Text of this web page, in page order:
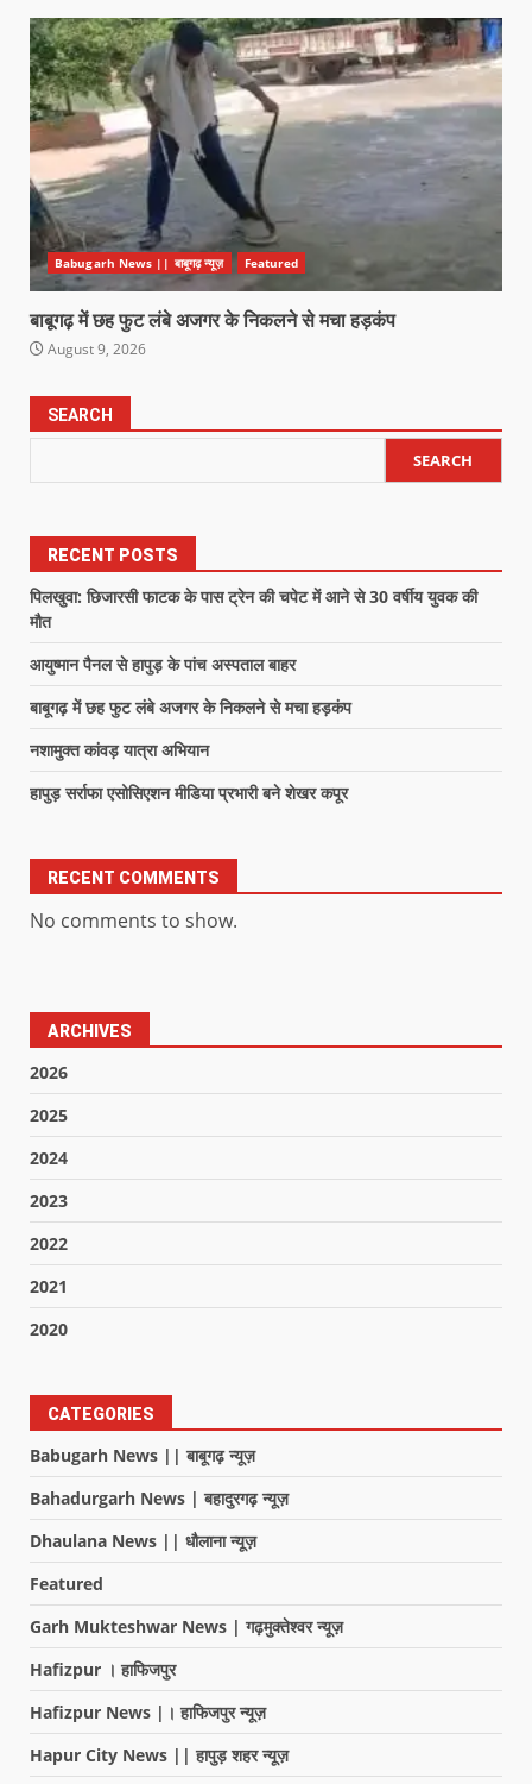
Babugarh News || बाबूगढ़ न्यूज़ Featured
बाबूगढ़ में छह फुट लंबे अजगर के निकलने से मचा हड़कंप
August 9, 2026
SEARCH
SEARCH
RECENT POSTS
पिलखुवा: छिजारसी फाटक के पास ट्रेन की चपेट में आने से 30 वर्षीय युवक की
मौत
आयुष्मान पैनल से हापुड़ के पांच अस्पताल बाहर
बाबूगढ़ में छह फुट लंबे अजगर के निकलने से मचा हड़कंप
नशामुक्त कांवड़ यात्रा अभियान
हापुड़ सर्राफा एसोसिएशन मीडिया प्रभारी बने शेखर कपूर
RECENT COMMENTS
No comments to show.
ARCHIVES
2026
2025
2024
2023
2022
2021
2020
CATEGORIES
Babugarh News || बाबूगढ़ न्यूज़
Bahadurgarh News | बहादुरगढ़ न्यूज़
Dhaulana News || धौलाना न्यूज़
Featured
Garh Mukteshwar News | गढ़मुक्तेश्वर न्यूज़
Hafizpur । हाफिजपुर
Hafizpur News |। हाफिजपुर न्यूज़
Hapur City News || हापुड़ शहर न्यूज़